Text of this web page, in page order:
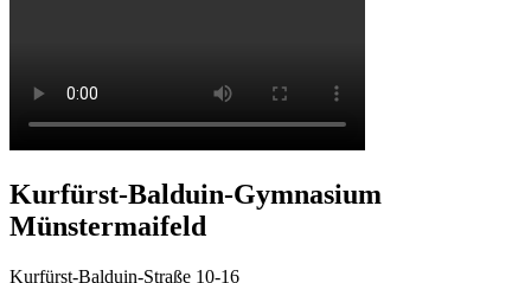
Kurfürst-Balduin-Gymnasium
Münstermaifeld
Kurfürst-Balduin-Straße 10-16